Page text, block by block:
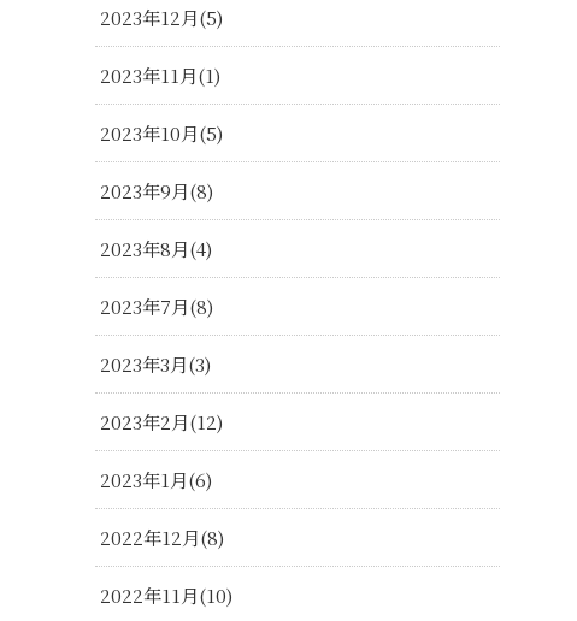
2023年12月 5
2023年11月 1
2023年10月 5
2023年9月 8
2023年8月 4
2023年7月 8
2023年3月 3
2023年2月 12
2023年1月 6
2022年12月 8
2022年11月 10